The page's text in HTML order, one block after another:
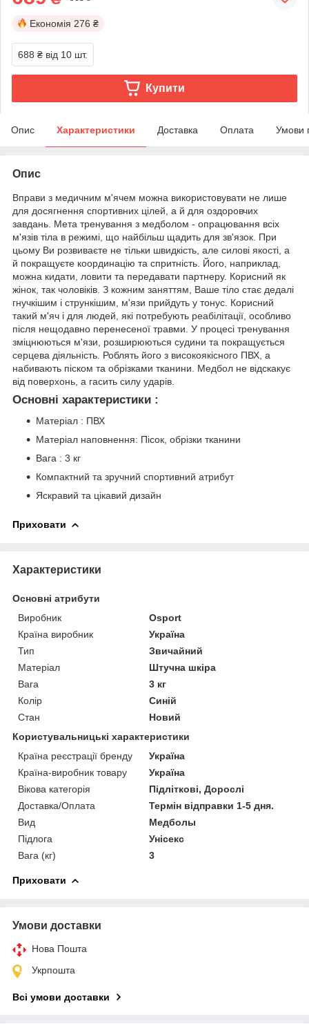
Економія 276 ₴
688 ₴ від 10 шт.
Купити
Опис Характеристики Доставка Оплата Умови
Опис
Вправи з медичним м'ячем можна використовувати не лише
для досягнення спортивних цілей, а й для оздоровчих
завдань. Мета тренування з медболом - опрацювання всіх
м'язів тіла в режимі, що найбільш щадить для зв'язок. При
цьому Ви розвиваєте не тільки швидкість, але силові якості, а
й покращуєте координацію та спритність. Його, наприклад,
можна кидати, ловити та передавати партнеру. Корисний як
жінок, так чоловіків. З кожним заняттям, Ваше тіло стає дедалі
гнучкішим і стрункішим, м'язи прийдуть у тонус. Корисний
такий м'яч і для людей, які потребують реабілітації, особливо
після нещодавно перенесеної травми. У процесі тренування
зміцнюються м'язи, розширюються судини та покращується
серцева діяльність. Роблять його з високоякісного ПВХ, а
набивають піском та обрізками тканини. Медбол не відскакує
від поверхонь, а гасить силу ударів.
Основні характеристики :
Матеріал : ПВХ
Матеріал наповнення: Пісок, обрізки тканини
Вага : 3 кг
Компактний та зручний спортивний атрибут
Яскравий та цікавий дизайн
Приховати
Характеристики
Основні атрибути
Виробник
Osport
Країна виробник
Україна
Тип
Звичайний
Матеріал
Штучна шкіра
Вага
3 кг
Колір
Синій
Стан
Новий
Користувальницькі характеристики
Країна реєстрації бренду
Україна
Країна-виробник товару
Україна
Вікова категорія
Підліткові, Дорослі
Доставка/Оплата
Термін відправки 1-5 дня.
Вид
Медболы
Підлога
Унісекс
Вага (кг)
3
Приховати
Умови доставки
Нова Пошта
Укрпошта
Всі умови доставки